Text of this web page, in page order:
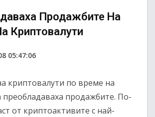
Продажбите На
Криптовалути
05:47:06
криптовалути по време на
преобладаваха продажбите. По-
от криптоактивите с най-